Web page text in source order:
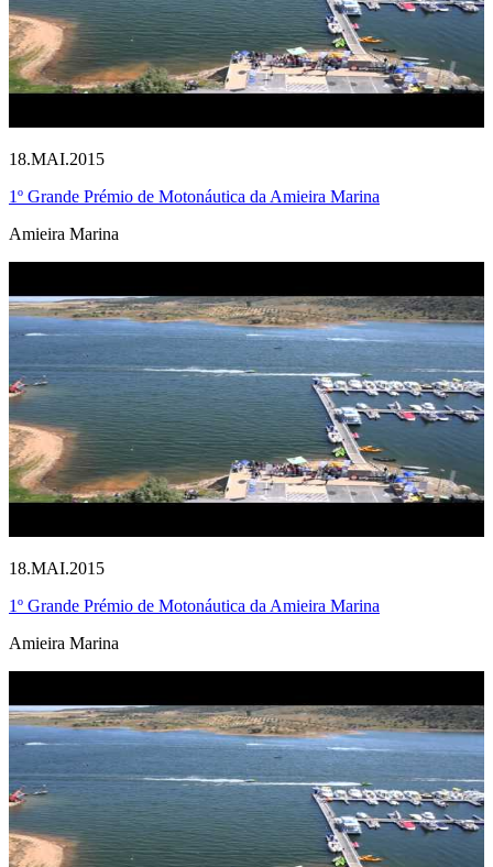
18.MAI.2015
1º Grande Prémio de Motonáutica da Amieira Marina
Amieira Marina
18.MAI.2015
1º Grande Prémio de Motonáutica da Amieira Marina
Amieira Marina